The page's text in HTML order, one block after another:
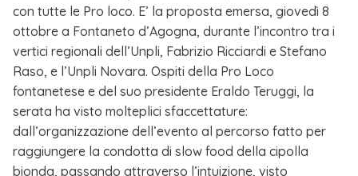
con tutte le Pro loco. E’ la proposta emersa, giovedì 8
ottobre a Fontaneto d’Agogna, durante l’incontro tra i
vertici regionali dell’Unpli, Fabrizio Ricciardi e Stefano
Raso, e l’Unpli Novara. Ospiti della Pro Loco
fontanetese e del suo presidente Eraldo Teruggi, la
serata ha visto molteplici sfaccettature:
dall’organizzazione dell’evento al percorso fatto per
raggiungere la condotta di slow food della cipolla
bionda, passando attraverso l’intuizione, visto